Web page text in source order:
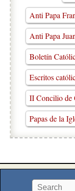
Anti Papa
Anti Papa
Boletín
Escritos
II Concilio de
Papas de la